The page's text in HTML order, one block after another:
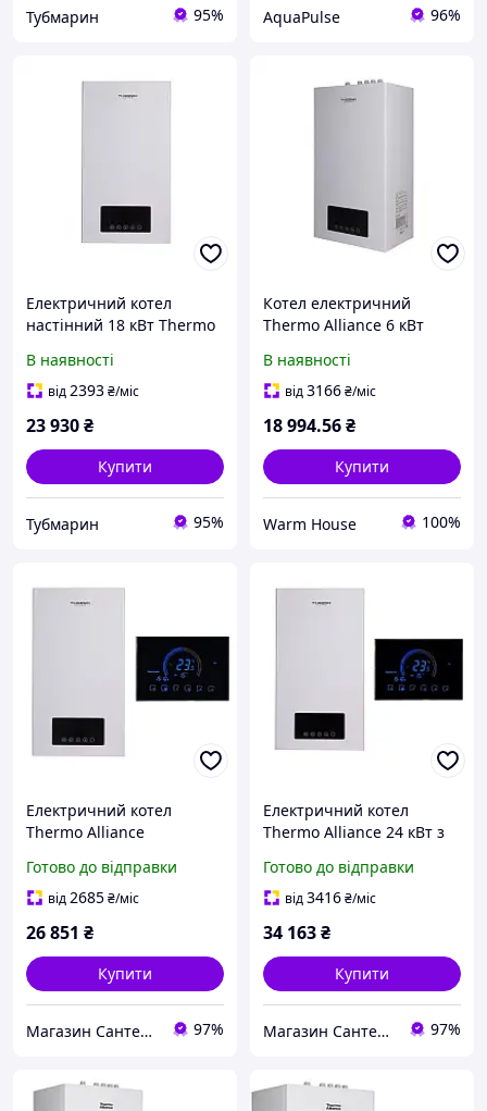
Тубмарин 95% AquaPulse 96%
Електричний котел
настінний 18 кВт Thermo
розширювальним баком
В наявності
від2393₴/міс
23 930₴
Купити
Тубмарин 95%
Котел електричний
Thermo Alliance 6 кВт
В наявності
від3166₴/міс
18 994.56₴
Купити
Warm House 100%
Електричний котел
Thermo Alliance
одноконтурний, з
провідним Wi-Fi-
котельні
Готово до відправки
від2685₴/міс
26 851 ₴
Купити
Магазин Сантехнік 97%
Електричний котел
Thermo Alliance 24 кВт з
(SD00053281)
Готово до відправки
від3416₴/міс
34 163₴
Купити
Магазин Сантехнік 97%